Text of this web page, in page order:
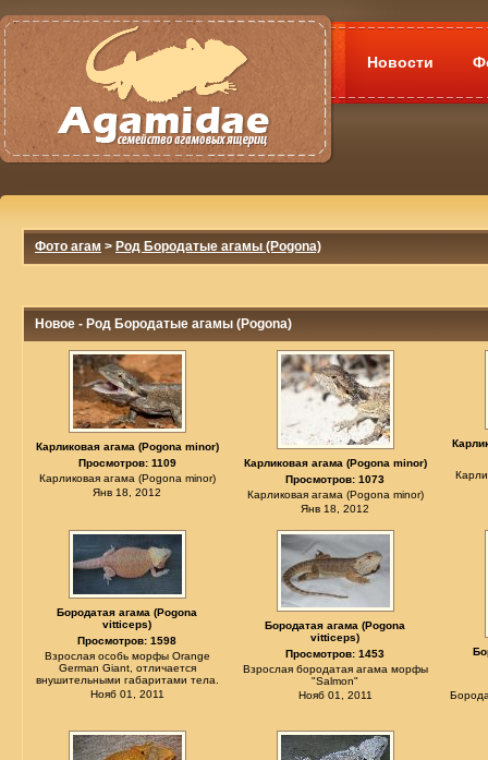
Новости
Фото агам > Род Бородатые агамы (Pogona)
Новое - Род Бородатые агамы (Pogona)
Карликовая агама (Pogona minor)
Просмотров: 1109
Карликовая агама (Pogona minor)
Янв 18, 2012
Карликовая агама (Pogona minor)
Просмотров: 1073
Карликовая агама (Pogona minor)
Янв 18, 2012
Бородатая агама (Pogona
vitticeps)
Просмотров: 1598
Взрослая особь морфы Orange
German Giant, отличается
внушительными габаритами тела.
Нояб 01, 2011
Бородатая агама (Pogona
vitticeps)
Просмотров: 1453
Взрослая бородатая агама морфы
"Salmon"
Нояб 01, 2011